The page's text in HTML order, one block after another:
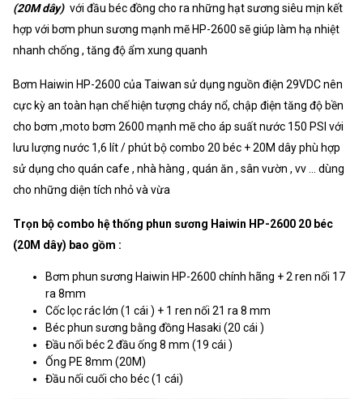
(20M dây) với đầu béc đồng cho ra những hạt sương siêu mịn kết
hợp với bơm phun sương mạnh mẽ HP-2600 sẽ giúp làm hạ nhiệt
nhanh chống , tăng độ ẩm xung quanh
Bơm Haiwin HP-2600 của Taiwan sử dụng nguồn điện 29VDC nên
cực kỳ an toàn hạn chế hiện tượng cháy nổ, chập điện tăng độ bền
cho bơm ,moto bơm 2600 mạnh mẽ cho áp suất nước 150 PSI với
lưu lượng nước 1,6 lít / phút bộ combo 20 béc + 20M dây phù hợp
sử dụng cho quán cafe , nhà hàng , quán ăn , sân vườn , vv ... dùng
cho những diện tích nhỏ và vừa
Trọn bộ combo hệ thống phun sương Haiwin HP-2600 20 béc
(20M dây) bao gồm :
Bơm phun sương Haiwin HP-2600 chính hãng + 2 ren nối 17
ra 8mm
Cốc lọc rác lớn (1 cái ) + 1 ren nối 21 ra 8 mm
Béc phun sương bằng đồng Hasaki (20 cái )
Đầu nối béc 2 đầu ống 8 mm (19 cái )
Ống PE 8mm (20M)
Đầu nối cuối cho béc (1 cái)